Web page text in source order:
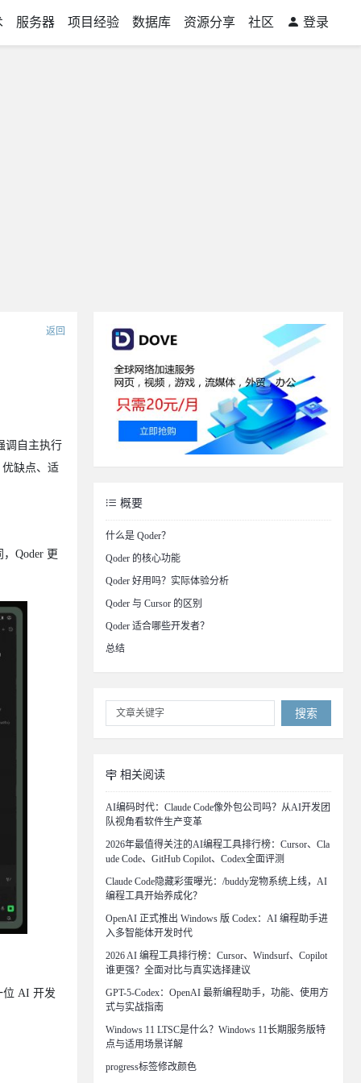
服务器 项目经验 数据库 资源分享 社区 登录
返回
调自主执行
优缺点、适
Qoder 更
位 AI 开发
概要
什么是 Qoder？
Qoder 的核心功能
Qoder 好用吗？实际体验分析
Qoder 与 Cursor 的区别
Qoder 适合哪些开发者？
总结
搜索
相关阅读
AI编码时代：Claude Code像外包公司吗？从AI开发团
队视角看软件生产变革
2026年最值得关注的AI编程工具排行榜：Cursor、Cla
ude Code、GitHub Copilot、Codex全面评测
Claude Code隐藏彩蛋曝光：/buddy宠物系统上线，AI
编程工具开始养成化？
OpenAI 正式推出 Windows 版 Codex：AI 编程助手进
入多智能体开发时代
2026 AI 编程工具排行榜：Cursor、Windsurf、Copilot
谁更强？全面对比与真实选择建议
GPT-5-Codex：OpenAI 最新编程助手，功能、使用方
式与实战指南
Windows 11 LTSC是什么？Windows 11长期服务版特
点与适用场景详解
progress标签修改颜色